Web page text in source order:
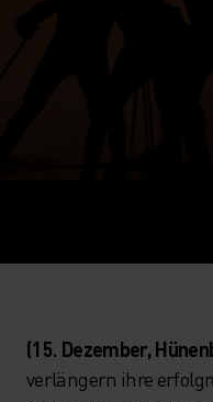
(15. Dezember,
verlängern ihre